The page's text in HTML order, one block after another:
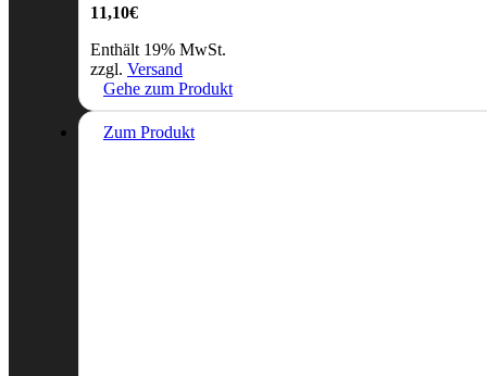
11,10€
Enthält 19% MwSt.
zzgl. Versand
Gehe zum Produkt
Zum Produkt